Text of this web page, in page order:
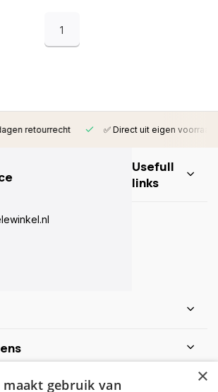
1
✅ Direct uit eigen voorraad leverbaar
Usefull
links
×
maakt gebruik van